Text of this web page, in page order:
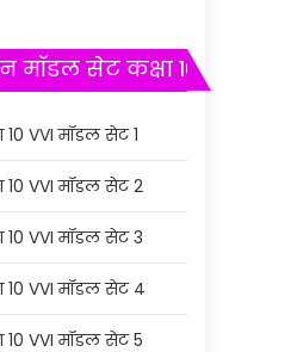
मॉडल सेट कक्षा 10
10 VVI मॉडल सेट 1
10 VVI मॉडल सेट 2
10 VVI मॉडल सेट 3
10 VVI मॉडल सेट 4
10 VVI मॉडल सेट 5